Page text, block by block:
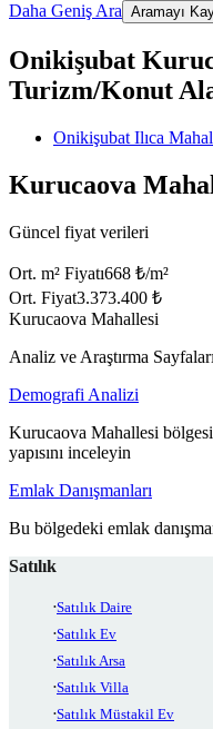
Daha Geniş Ara Aramayı
Onikişubat
Turizm/Konut
Onikişubat Ilıca
Kurucaova
Güncel fiyat verileri
Ort. m² Fiyatı668 ₺/m²
Ort. Fiyat3.373.400 ₺
Kurucaova Mahallesi
Analiz ve Araştırma Sayfaları
Demografi Analizi
Kurucaova Mahallesi
yapısını inceleyin
Emlak Danışmanları
Bu bölgedeki emlak
Satılık
Satılık Daire
Satılık Ev
Satılık Arsa
Satılık Villa
Satılık Müstakil Ev